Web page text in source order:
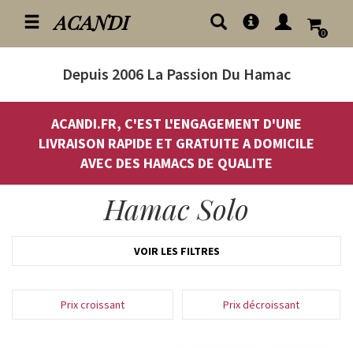
ACANDI 0
Depuis 2006 La Passion Du Hamac
ACANDI.FR, C'EST L'ENGAGEMENT D'UNE
LIVRAISON RAPIDE ET GRATUITE A DOMICILE
AVEC DES HAMACS DE QUALITE
Hamac Solo
VOIR LES FILTRES
Prix croissant Prix décroissant